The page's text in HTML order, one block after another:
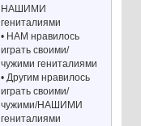
НАШИМИ
гениталиями
• НАМ нравилось
играть своими/
чужими гениталиями
• Другим нравилось
играть своими/
чужими/НАШИМИ
гениталиями